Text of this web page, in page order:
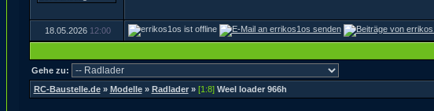
18.05.2026 12:00
Gehe zu:
RC-Baustelle.de» Modelle» Radlader» [1:8] Weel loader 966h